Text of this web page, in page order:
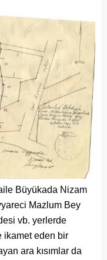
Büyükada Nizam
Mazlum Bey
vb. yerlerde
ikamet eden bir
ara kısımlar da